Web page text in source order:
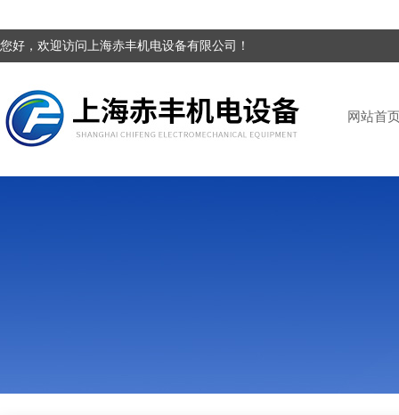
您好，欢迎访问上海赤丰机电设备有限公司！
网站首